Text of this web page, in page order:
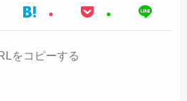
をコピーする